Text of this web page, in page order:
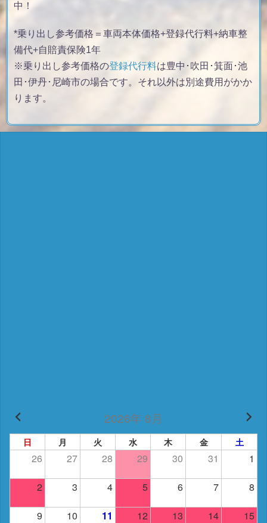
中！
*乗り出し参考価格＝車両本体価格+登録代行料+納車整
備代+自賠責保険1年
※乗り出し参考価格の登録代行料は豊中･吹田･箕面･池
田･伊丹･尼崎市の場合です。それ以外は別途費用がかか
ります。
2026年 8月
日 月 火 水 木 金 土
26 27 28 29 30 31 1
2 3 4 5 6 7 8
9 10 11 12 13 14 15